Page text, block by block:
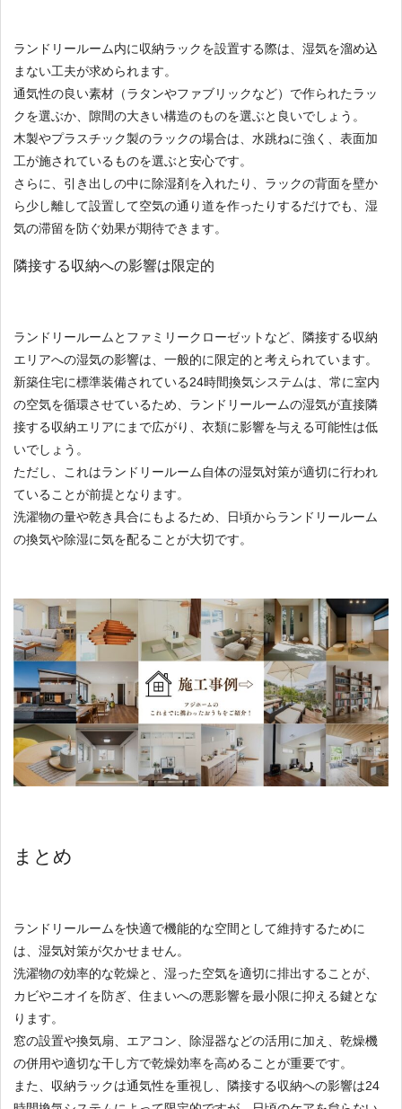
ランドリールーム内に収納ラックを設置する際は、湿気を溜め込
まない工夫が求められます。
通気性の良い素材（ラタンやファブリックなど）で作られたラッ
クを選ぶか、隙間の大きい構造のものを選ぶと良いでしょう。
木製やプラスチック製のラックの場合は、水跳ねに強く、表面加
工が施されているものを選ぶと安心です。
さらに、引き出しの中に除湿剤を入れたり、ラックの背面を壁か
ら少し離して設置して空気の通り道を作ったりするだけでも、湿
気の滞留を防ぐ効果が期待できます。
隣接する収納への影響は限定的
ランドリールームとファミリークローゼットなど、隣接する収納
エリアへの湿気の影響は、一般的に限定的と考えられています。
新築住宅に標準装備されている24時間換気システムは、常に室内
の空気を循環させているため、ランドリールームの湿気が直接隣
接する収納エリアにまで広がり、衣類に影響を与える可能性は低
いでしょう。
ただし、これはランドリールーム自体の湿気対策が適切に行われ
ていることが前提となります。
洗濯物の量や乾き具合にもよるため、日頃からランドリールーム
の換気や除湿に気を配ることが大切です。
まとめ
ランドリールームを快適で機能的な空間として維持するために
は、湿気対策が欠かせません。
洗濯物の効率的な乾燥と、湿った空気を適切に排出することが、
カビやニオイを防ぎ、住まいへの悪影響を最小限に抑える鍵とな
ります。
窓の設置や換気扇、エアコン、除湿器などの活用に加え、乾燥機
の併用や適切な干し方で乾燥効率を高めることが重要です。
また、収納ラックは通気性を重視し、隣接する収納への影響は24